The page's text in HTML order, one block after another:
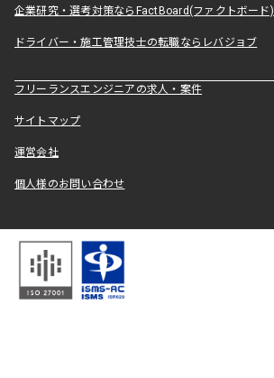
企業研究・選考対策ならFactBoard(ファクトボード)
ドライバー・施工管理技士の転職ならレバジョブ
フリーランスエンジニアの求人・案件
サイトマップ
運営会社
個人様のお問い合わせ